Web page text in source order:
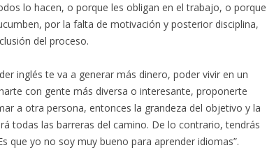
lo hacen, o porque les obligan en el trabajo, o porque
por la falta de motivación y posterior disciplina,
del proceso.
inglés te va a generar más dinero, poder vivir en un
con gente más diversa o interesante, proponerte
a otra persona, entonces la grandeza del objetivo y la
todas las barreras del camino. De lo contrario, tendrás
que yo no soy muy bueno para aprender idiomas”.